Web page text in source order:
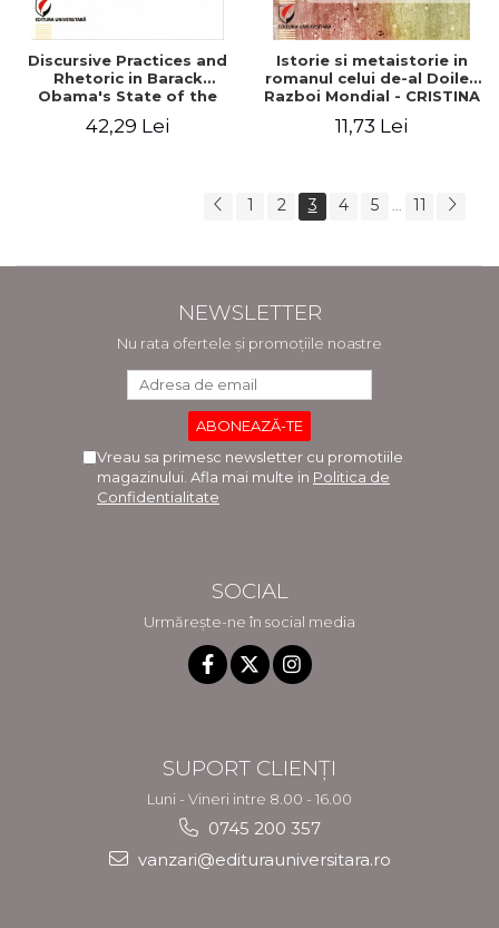
Discursive Practices and
Rhetoric in Barack
Obama's State of the
Enache
42,29 Lei
Istorie si metaistorie in
romanul celui de-al Doilea
Razboi Mondial - CRISTINA
11,73 Lei
1 2 3 4 5 ... 11
NEWSLETTER
Nu rata ofertele și promoțiile noastre
Vreau sa primesc newsletter cu promotiile
magazinului. Afla mai multe in Politica de
Confidentialitate
SOCIAL
Urmărește-ne în social media
SUPORT CLIENȚI
Luni - Vineri intre 8.00 - 16.00
0745 200 357
vanzari@editurauniversitara.ro